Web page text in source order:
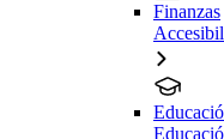
Finanzas